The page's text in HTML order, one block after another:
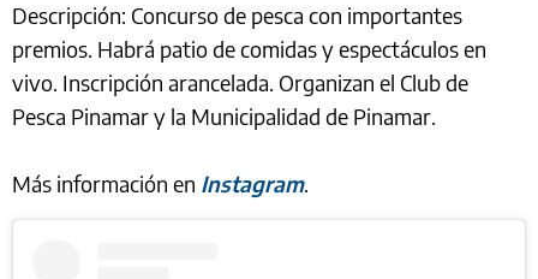
Descripción: Concurso de pesca con importantes
premios. Habrá patio de comidas y espectáculos en
vivo. Inscripción arancelada. Organizan el Club de
Pesca Pinamar y la Municipalidad de Pinamar.
Más información en Instagram.